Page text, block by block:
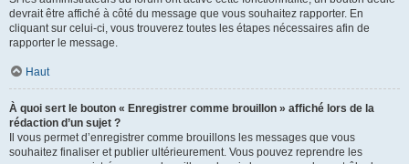
devrait être affiché à côté du message que vous souhaitez rapporter. En
cliquant sur celui-ci, vous trouverez toutes les étapes nécessaires afin de
rapporter le message.
Haut
À quoi sert le bouton « Enregistrer comme brouillon » affiché lors de la
rédaction d’un sujet ?
Il vous permet d’enregistrer comme brouillons les messages que vous
souhaitez finaliser et publier ultérieurement. Vous pouvez reprendre les